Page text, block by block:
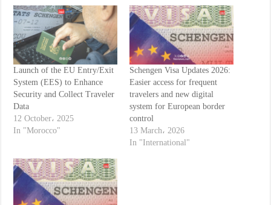
Launch of the EU Entry/Exit
System (EES) to Enhance
Security and Collect Traveler
Data
12 October، 2025
In "Morocco"
Schengen Visa Updates 2026:
Easier access for frequent
travelers and new digital
system for European border
control
13 March، 2026
In "International"